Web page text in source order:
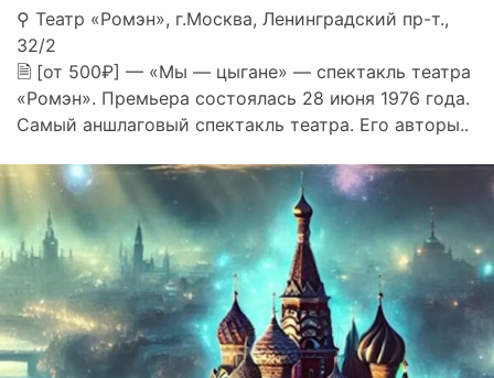
⚲ Театр «Ромэн», г.Москва, Ленинградский пр-т.,
32/2
🗎 [от 500₽] — «Мы — цыгане» — спектакль театра
«Ромэн». Премьера состоялась 28 июня 1976 года.
Самый аншлаговый спектакль театра. Его авторы..